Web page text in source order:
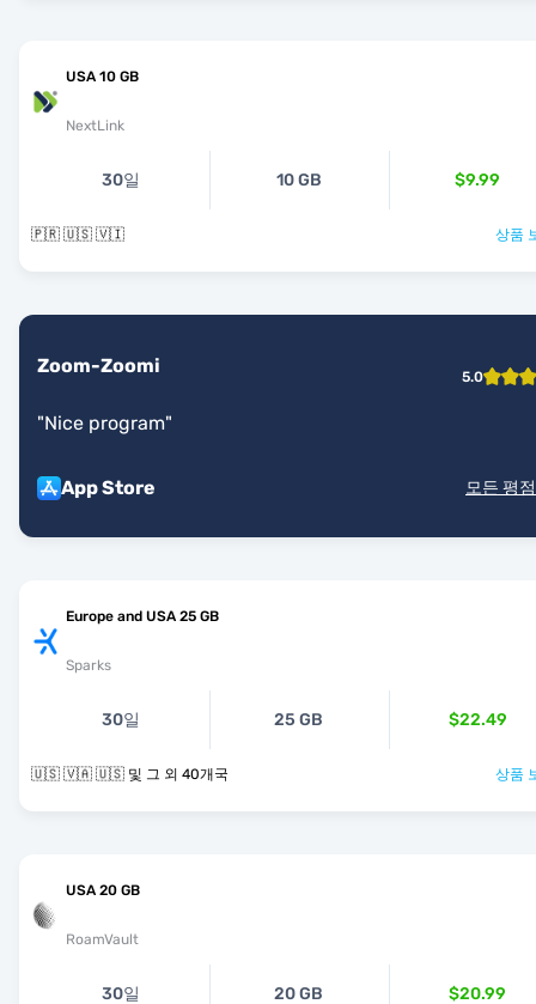
USA 10 GB
NextLink
30일 10 GB $9.99
🇵🇷 🇺🇸 🇻🇮 상품
Zoom-Zoomi 5.0
"Nice program"
App Store 모든 평
Europe and USA 25 GB
Sparks
30일 25 GB $22.49
🇺🇸 🇻🇦 🇺🇸 및 그 외 40개국 상품
USA 20 GB
RoamVault
30일 20 GB $20.99